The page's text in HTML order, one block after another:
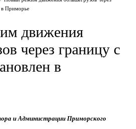
в Приморье
движения
через границу с
в
и Администрации Приморского